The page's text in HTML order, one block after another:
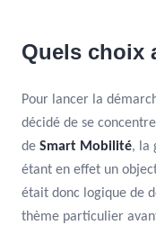
Quels choix
Pour lancer la
décidé de se
de Smart Mobilité, la
étant en effet un
était donc logique de
thème particulier